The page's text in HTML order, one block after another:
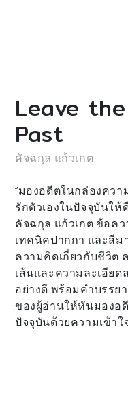
Leave
Past
คัจฉกุล แก้วเกต
“มองอดีตในกล่องควา
รักตัวเองในปัจจุบันให้
คัจฉกุล แก้วเกต ข้อค
เทคนิคปากกา และสีม
ความคิดเกี่ยวกับชีวิต
เส้นและความละเอีย
อย่างดี พร้อมคำบรรย
ของผู้อ่านให้หันมองอ
ปัจจุบันด้วยความเข้าใ